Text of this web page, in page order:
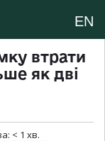
EN
втрати
як дві
< 1 хв.